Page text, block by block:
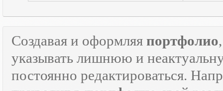
Создавая и оформляя портфолио
указывать лишнюю и
постоянно редактироваться.